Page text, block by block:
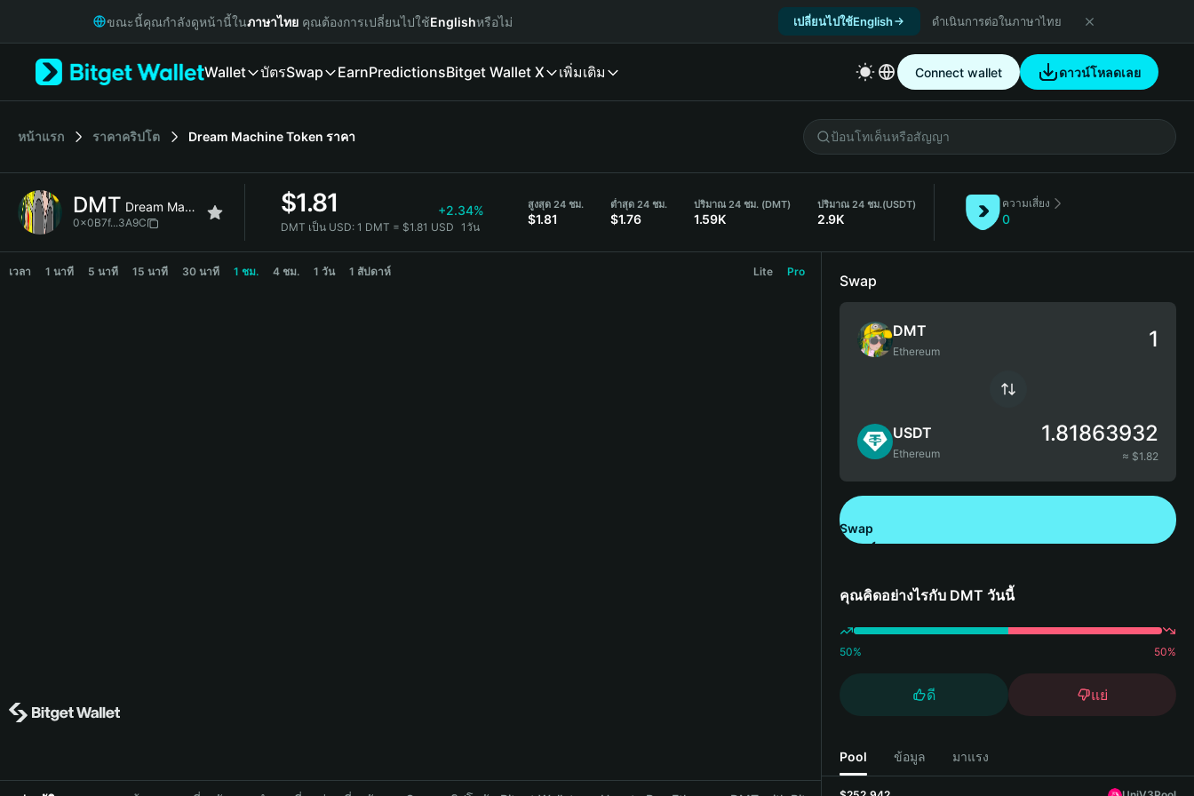
Русский
Italiano
简体中文
繁體中文
Bahasa Indonesia
ขณะนี้คุณกำลังดูหน้านี้ในภาษาไทย คุณต้องการเปลี่ยนไปใช้Englishหรือไม่ เปลี่ยนไปใช้English ดำเนินการต่อในภาษาไทย
Wallet บัตรSwap EarnPredictionsBitget Wallet X เพิ่มเติม Connect wallet ดาวน์โหลดเลย
หน้าแรก ราคาคริปโต Dream Machine Token ราคา
DMT Dream Machine Token
0x0B7f...3A9C
$1.81 +2.34%
DMT เป็น USD: 1 DMT = $1.81 USD 1วัน
สูงสุด 24 ชม.
$1.81
ต่ำสุด 24 ชม.
$1.76
ปริมาณ 24 ชม. (DMT)
1.59K
ปริมาณ 24 ชม.(USDT)
2.9K
ความเสี่ยง
0
DMT Price Chart
เวลา 1 นาที 5 นาที 15 นาที 30 นาที 1 ชม. 4 ชม. 1 วัน 1 สัปดาห์ Lite Pro
Swap
DMT
Ethereum
USDT
Ethereum
1.81863932
≈ $1.82
Swap
คุณคิดอย่างไรกับ DMT วันนี้
50% 50%
ดี แย่
Pool ข้อมูล มาแรง